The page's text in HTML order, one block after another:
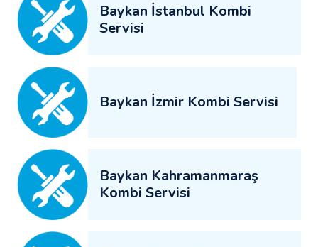
Baykan İstanbul Kombi
Servisi
Baykan İzmir Kombi Servisi
Baykan Kahramanmaraş
Kombi Servisi